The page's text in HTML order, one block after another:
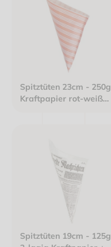
Spitztüten 23cm - 250g
Kraftpapier rot-weiß
Spitztüten 19cm - 125g